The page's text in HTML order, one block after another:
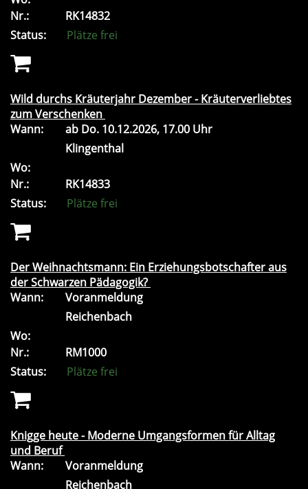
Nr.:
RK14832
Status:
Plätze frei
Wild durchs Kräuterjahr Dezember - Kräuterverliebtes
zum Verschenken
Wann:
ab Do. 10.12.2026, 17.00 Uhr
Klingenthal
Wo:
Nr.:
RK14833
Status:
Plätze frei
Der Weihnachtsmann: Ein Erziehungsbotschafter aus
der Schwarzen Pädagogik?
Wann:
Voranmeldung
Reichenbach
Wo:
Nr.:
RM1000
Status:
Plätze frei
Knigge heute - Moderne Umgangsformen für Alltag
und Beruf
Wann:
Voranmeldung
Reichenbach